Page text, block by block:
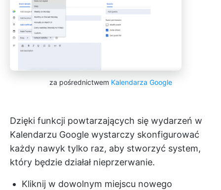
za pośrednictwem Kalendarza Google
Dzięki funkcji powtarzających się wydarzeń w
Kalendarzu Google wystarczy skonfigurować
każdy nawyk tylko raz, aby stworzyć system,
który będzie działał nieprzerwanie.
Kliknij w dowolnym miejscu nowego